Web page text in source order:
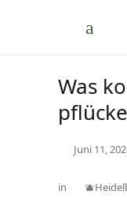
Was
Juni 11,
in